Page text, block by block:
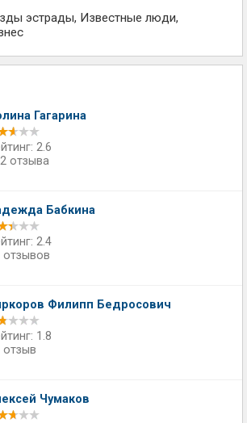
эстрады Известные люди
Гагарина
2.6
отзыва
Бабкина
2.4
отзывов
Филипп Бедросович
1.8
отзыв
Чумаков